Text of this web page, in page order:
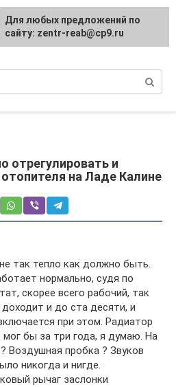
и
отрегулировать и
на Ладе Калине
так тепло как должно быть.
нормально, судя по
скорее всего рабочий, так
и до ста десяти, и
при этом. Радиатор
мог бы за три года, я думаю. На
Воздушная пробка ? Звуков
никогда и нигде.
рычаг заслонки
Для любых предложений по
сайту: zentr-reab@cp9.ru